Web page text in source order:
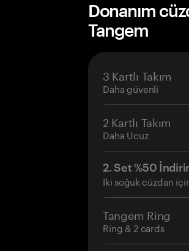
Donanım
Tangem
3 Kartlı Takım
Daha güvenli
2 Kartlı Takım
Daha Ucuz
2. Set %50
İki soğuk cüzdan
Tangem Ring
Ring & 2 cards